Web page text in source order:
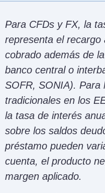
Para CFDs y FX, la
representa el recargo
cobrado además de
banco central o
SOFR, SONIA). Para
tradicionales en los
la tasa de interés
sobre los saldos
préstamo pueden
cuenta, el producto
margen aplicado.